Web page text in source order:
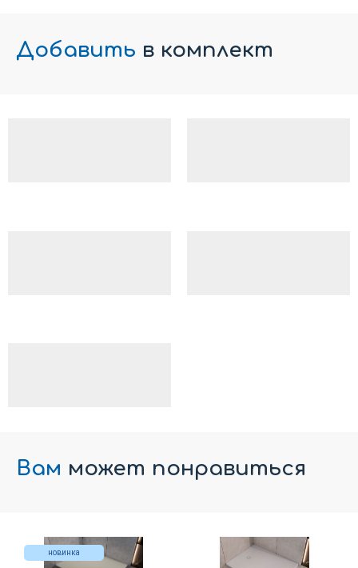
Добавить в комплект
Вам может понравиться
новинка